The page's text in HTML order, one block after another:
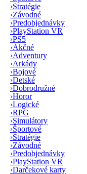
›Stratégie
›Závodné
›Predobjednávky
›PlayStation VR
›PS5
›Akčné
›Adventury
›Arkády
›Bojové
›Detské
›Dobrodružné
›Horor
›Logické
›RPG
›Simulátory
›Športové
›Stratégie
›Závodné
›Predobjednávky
›PlayStation VR
›Darčekové karty